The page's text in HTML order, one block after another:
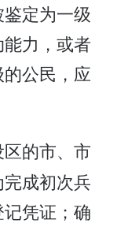
定为一级
力，或者
公民，应
的市、市
成初次兵
凭证；确